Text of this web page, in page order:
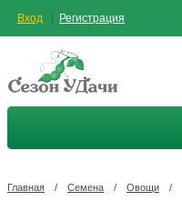
Вход Регистрация
Главная / Семена / Овощи /